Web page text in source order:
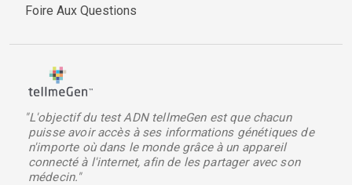
Foire Aux Questions
"L'objectif du test ADN tellmeGen est que chacun
puisse avoir accès à ses informations génétiques de
n'importe où dans le monde grâce à un appareil
connecté à l'internet, afin de les partager avec son
médecin."